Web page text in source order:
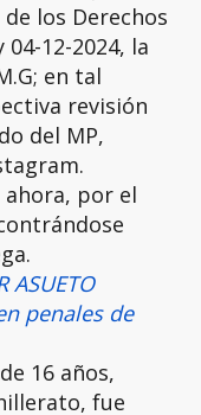
de los Derechos
12-2024, la
en tal
revisión
del MP,
por el
ASUETO
penales de
16 años,
fue